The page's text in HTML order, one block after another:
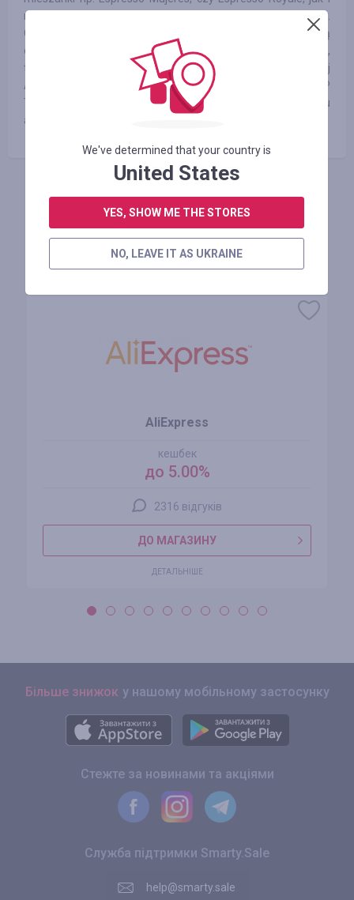
najlepszej klasy kawy jednorodne z segmentu Speciality.
Oprócz kaw proponujemy także zapoznanie się z naszą
ofertą herbat, o których napisać, że lepsze są od sklepowych,
to dużo za mało. Koniecznie musicie spróbować naszej
Assam Second Flush TGFOP, Ceylon OPI, czy też Kenia GFOP
Tinderet. W naszej ofercie nie zabrakło także wielu
akcesoriów zarówno z dziedziny kawowej, jak i herbacianej.
АВТОРИЗУЙТЕСЬ, ЩОБ ЗАЛИШИТИ ВІДГУК
Схожі магазини
AliExpress
кешбек
до 5.00%
2316 відгуків
ДО МАГАЗИНУ
ДЕТАЛЬНІШЕ
Більше знижок у нашому мобільному застосунку
Стежте за новинами та акціями
Служба підтримки Smarty.Sale
help@smarty.sale
We've determined that your country is
United States
YES, SHOW ME THE STORES
NO, LEAVE IT AS UKRAINE